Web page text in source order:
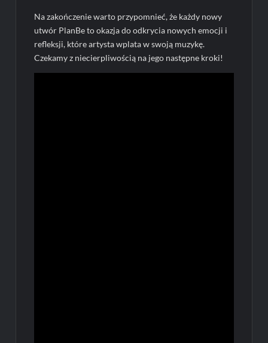
Na zakończenie warto przypomnieć, że każdy nowy
utwór PlanBe to okazja do odkrycia nowych emocji i
refleksji, które artysta wplata w swoją muzykę.
Czekamy z niecierpliwością na jego następne kroki!